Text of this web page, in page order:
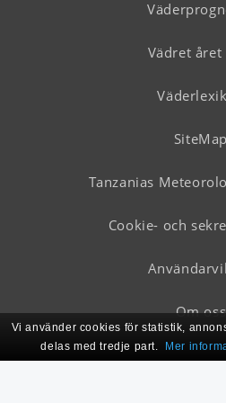
Vädret
SiteMap
Tanzanias
Cookie- och
Om oss
Vi använder cookies för statistik,
delas med tredje part.
Mer